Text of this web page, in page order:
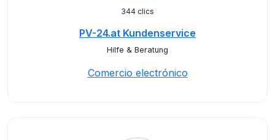
344 clics
PV-24.at Kundenservice
Hilfe & Beratung
Comercio electrónico